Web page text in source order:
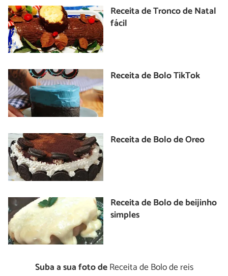
Receita de Tronco de Natal
fácil
Receita de Bolo TikTok
Receita de Bolo de Oreo
Receita de Bolo de beijinho
simples
Suba a sua foto deReceita de Bolo de reis